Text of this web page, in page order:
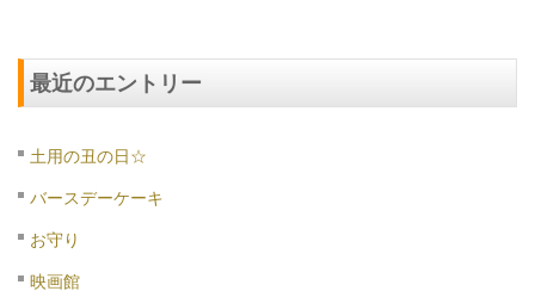
最近のエントリー
土用の丑の日☆
バースデーケーキ
お守り
映画館